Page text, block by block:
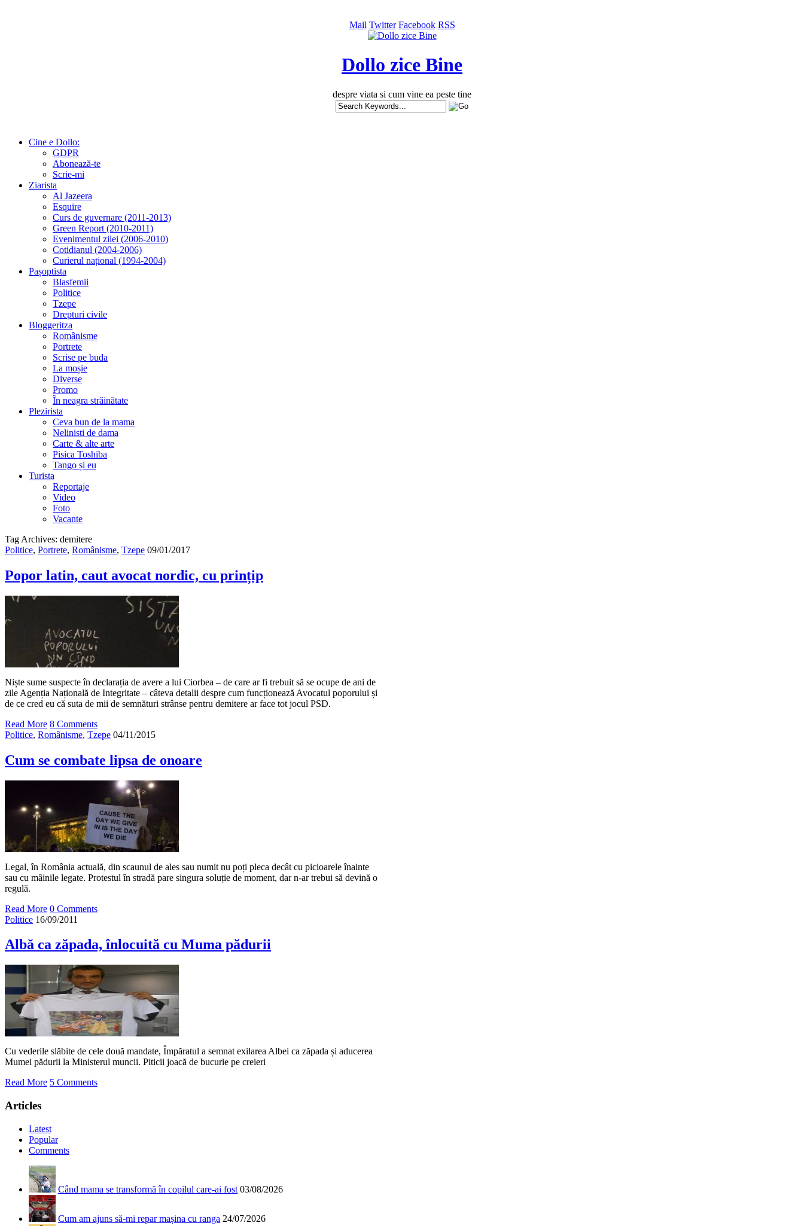
Mail Twitter Facebook RSS
Dollo zice Bine
despre viata si cum vine ea peste tine
Cine e Dollo:
GDPR
Abonează-te
Scrie-mi
Ziarista
Al Jazeera
Esquire
Curs de guvernare (2011-2013)
Green Report (2010-2011)
Evenimentul zilei (2006-2010)
Cotidianul (2004-2006)
Curierul național (1994-2004)
Pașoptista
Blasfemii
Politice
Tzepe
Drepturi civile
Bloggeritza
Românisme
Portrete
Scrise pe buda
La moșie
Diverse
Promo
În neagra străinătate
Plezirista
Ceva bun de la mama
Nelinisti de dama
Carte & alte arte
Pisica Toshiba
Tango și eu
Turista
Reportaje
Video
Foto
Vacante
Tag Archives: demitere
Politice, Portrete, Românisme, Tzepe 09/01/2017
Popor latin, caut avocat nordic, cu prințip
Niște sume suspecte în declarația de avere a lui Ciorbea – de care ar fi trebuit să se ocupe de ani de
zile Agenția Națională de Integritate – câteva detalii despre cum funcționează Avocatul poporului și
de ce cred eu că suta de mii de semnături strânse pentru demitere ar face tot jocul PSD.
Read More 8 Comments
Politice, Românisme, Tzepe 04/11/2015
Cum se combate lipsa de onoare
Legal, în România actuală, din scaunul de ales sau numit nu poți pleca decât cu picioarele înainte
sau cu mâinile legate. Protestul în stradă pare singura soluție de moment, dar n-ar trebui să devină o
regulă.
Read More 0 Comments
Politice 16/09/2011
Albă ca zăpada, înlocuită cu Muma pădurii
Cu vederile slăbite de cele două mandate, Împăratul a semnat exilarea Albei ca zăpada și aducerea
Mumei pădurii la Ministerul muncii. Piticii joacă de bucurie pe creieri
Read More 5 Comments
Articles
Latest
Popular
Comments
Când mama se transformă în copilul care-ai fost 03/08/2026
Cum am ajuns să-mi repar mașina cu ranga 24/07/2026